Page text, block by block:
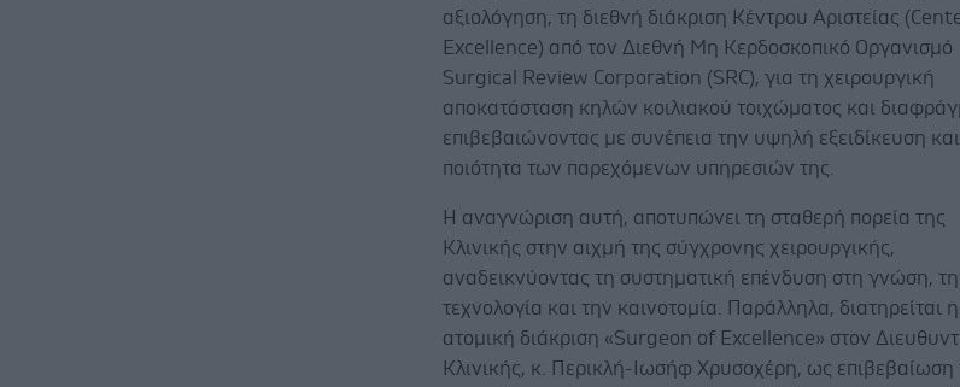
αξιολόγηση, τη διεθνή διάκριση Κέντρου Αριστείας
Excellence) από τον Διεθνή Μη Κερδοσκοπικό Οργανισμό
Surgical Review Corporation (SRC), για τη χειρουργική
αποκατάσταση κηλών κοιλιακού τοιχώματος και
επιβεβαιώνοντας με συνέπεια την υψηλή εξειδίκευση
ποιότητα των παρεχόμενων υπηρεσιών της.
Η αναγνώριση αυτή, αποτυπώνει τη σταθερή πορεία της
Κλινικής στην αιχμή της σύγχρονης χειρουργικής,
αναδεικνύοντας τη συστηματική επένδυση στη γνώση,
τεχνολογία και την καινοτομία. Παράλληλα, διατηρείται η
ατομική διάκριση «Surgeon of Excellence» στον
Κλινικής, κ. Περικλή-Ιωσήφ Χρυσοχέρη, ως επιβεβαίωση